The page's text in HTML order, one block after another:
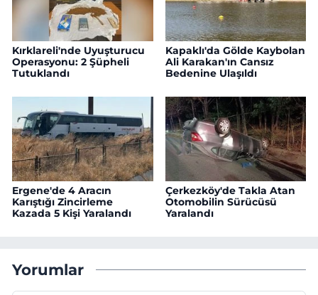
Kırklareli'nde Uyuşturucu
Operasyonu: 2 Şüpheli
Tutuklandı
Kapaklı'da Gölde Kaybolan
Ali Karakan'ın Cansız
Bedenine Ulaşıldı
Ergene'de 4 Aracın
Karıştığı Zincirleme
Kazada 5 Kişi Yaralandı
Çerkezköy'de Takla Atan
Otomobilin Sürücüsü
Yaralandı
Yorumlar